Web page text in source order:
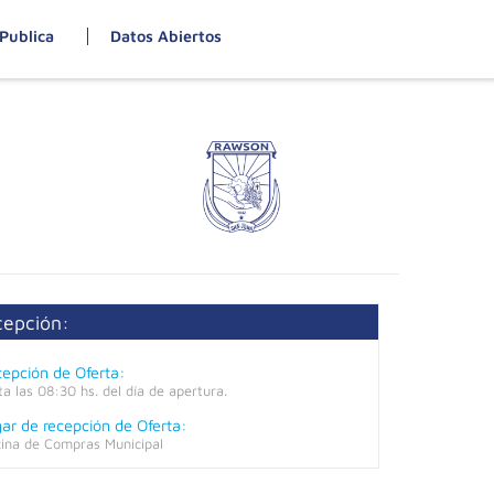
Datos Abiertos
de Oferta:
las 08:30 hs. del día de apertura.
de recepción de Oferta:
de Compras Municipal